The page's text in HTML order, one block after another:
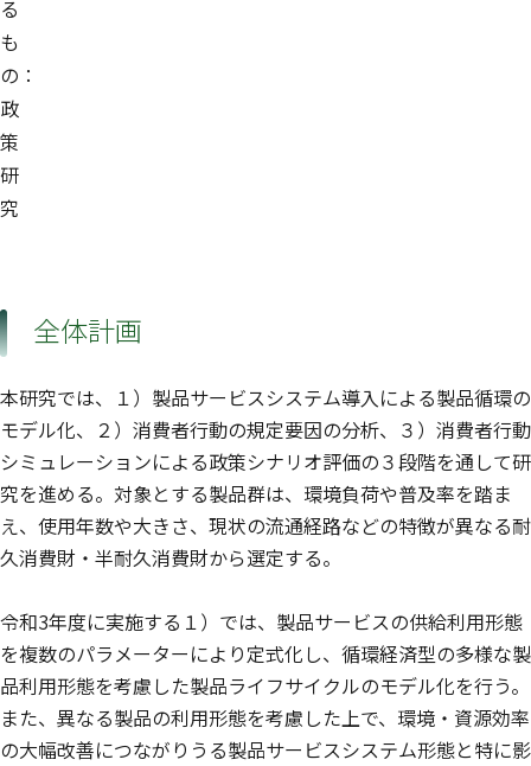
る
も
の：
政
策
研
究
全体計画
本研究では、１）製品サービスシステム導入による製品循環の
モデル化、２）消費者行動の規定要因の分析、３）消費者行動
シミュレーションによる政策シナリオ評価の３段階を通して研
究を進める。対象とする製品群は、環境負荷や普及率を踏ま
え、使用年数や大きさ、現状の流通経路などの特徴が異なる耐
久消費財・半耐久消費財から選定する。
令和3年度に実施する１）では、製品サービスの供給利用形態
を複数のパラメーターにより定式化し、循環経済型の多様な製
品利用形態を考慮した製品ライフサイクルのモデル化を行う。
また、異なる製品の利用形態を考慮した上で、環境・資源効率
の大幅改善につながりうる製品サービスシステム形態と特に影